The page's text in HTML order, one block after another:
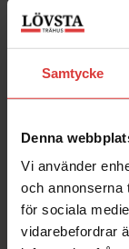
Samtycke
Denna
Vi använder
och annonserna
för sociala
vidarebefordrar